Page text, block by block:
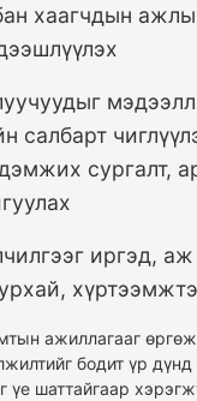
хаагчдын
салбарт
сургалт,
иргэд,
ажиллагааг
бодит үр дүнд
үе шаттайгаар